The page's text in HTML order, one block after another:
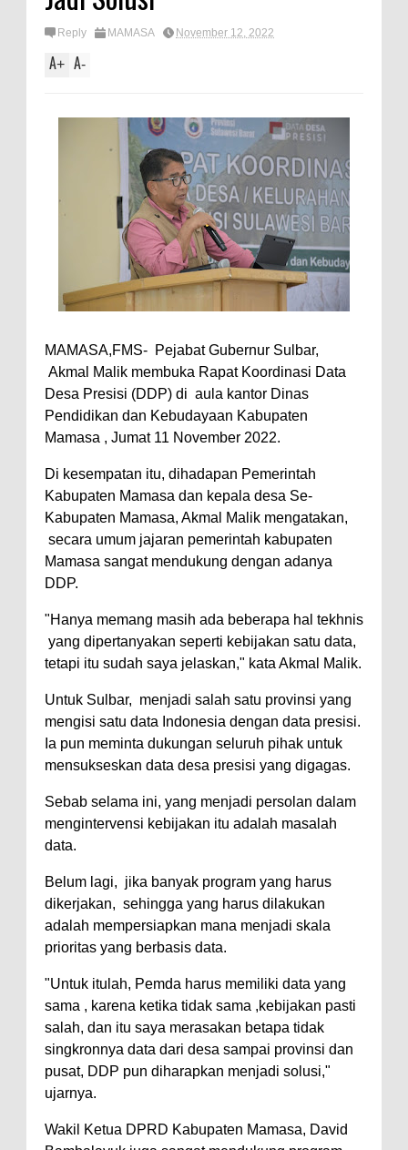
Reply MAMASA November 12, 2022
A+ A-
MAMASA,FMS- Pejabat Gubernur Sulbar,
Akmal Malik membuka Rapat Koordinasi Data
Desa Presisi (DDP) di aula kantor Dinas
Pendidikan dan Kebudayaan Kabupaten
Mamasa , Jumat 11 November 2022.
Di kesempatan itu, dihadapan Pemerintah
Kabupaten Mamasa dan kepala desa Se-
Kabupaten Mamasa, Akmal Malik mengatakan,
secara umum jajaran pemerintah kabupaten
Mamasa sangat mendukung dengan adanya
DDP.
"Hanya memang masih ada beberapa hal tekhnis
yang dipertanyakan seperti kebijakan satu data,
tetapi itu sudah saya jelaskan," kata Akmal Malik.
Untuk Sulbar, menjadi salah satu provinsi yang
mengisi satu data Indonesia dengan data presisi.
Ia pun meminta dukungan seluruh pihak untuk
mensukseskan data desa presisi yang digagas.
Sebab selama ini, yang menjadi persolan dalam
mengintervensi kebijakan itu adalah masalah
data.
Belum lagi, jika banyak program yang harus
dikerjakan, sehingga yang harus dilakukan
adalah mempersiapkan mana menjadi skala
prioritas yang berbasis data.
"Untuk itulah, Pemda harus memiliki data yang
sama , karena ketika tidak sama ,kebijakan pasti
salah, dan itu saya merasakan betapa tidak
singkronnya data dari desa sampai provinsi dan
pusat, DDP pun diharapkan menjadi solusi,"
ujarnya.
Wakil Ketua DPRD Kabupaten Mamasa, David